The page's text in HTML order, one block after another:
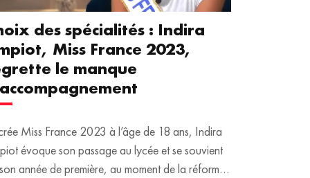
des spécialités : Indira
Miss France 2023,
le manque
Miss France 2023 à l’âge de 18 ans, Indira
évoque son passage au lycée et se souvient
année de première, au moment de la réforme